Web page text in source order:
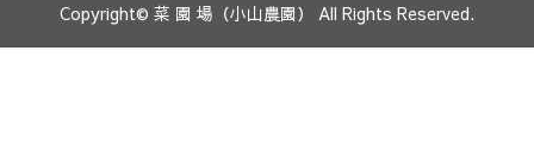
Copyright© 菜 園 場（小山農園） All Rights Reserved.